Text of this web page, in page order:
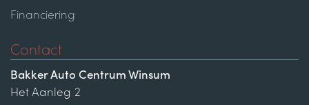
Financiering
Contact
Bakker Auto Centrum Winsum
Het Aanleg 2